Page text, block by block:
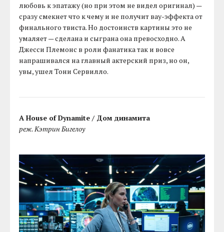
любовь к эпатажу (но при этом не видел оригинал) —
сразу смекнет что к чему и не получит вау-эффекта от
финального твиста. Но достоинств картины это не
умаляет — сделана и сыграна она превосходно. А
Джесси Племонс в роли фанатика так и вовсе
напрашивался на главный актерский приз, но он,
увы, ушел Тони Сервилло.
A House of Dynamite / Дом динамита
реж. Кэтрин Бигелоу